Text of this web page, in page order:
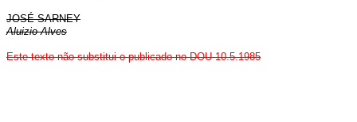
JOSÉ SARNEY
Aluizio Alves
Este texto não substitui o publicado no DOU 10.5.1985